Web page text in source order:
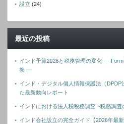
設立 (24)
最近の投稿
インド予算2026と税務管理の変化 ―
換 ―
インド・デジタル個人情報保護法（DPDP
た最新動向レポート
インドにおける法人税税務調査 ~税務調
インド会社設立の完全ガイド【2026年最新